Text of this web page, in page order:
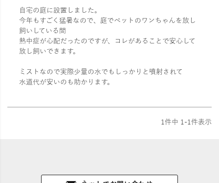
自宅の庭に設置しました。
今年もすごく猛暑なので、庭でペットのワンちゃんを放し
飼いしている間
熱中症が心配だったのですが、コレがあることで安心して
放し飼いできます。
ミストなので実際少量の水でもしっかりと噴射されて
水道代が安いのも助かります。
1件中 1-1件表示